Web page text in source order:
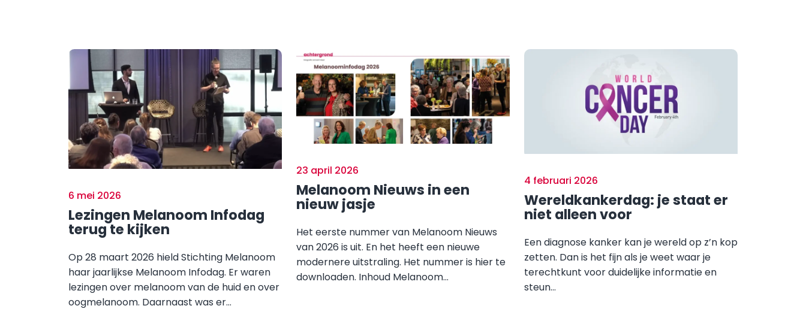
6 mei 2026
Lezingen Melanoom Infodag
terug te kijken
Op 28 maart 2026 hield Stichting Melanoom
haar jaarlijkse Melanoom Infodag. Er waren
lezingen over melanoom van de huid en over
oogmelanoom. Daarnaast was er...
23 april 2026
Melanoom Nieuws in een
nieuw jasje
Het eerste nummer van Melanoom Nieuws
van 2026 is uit. En het heeft een nieuwe
modernere uitstraling. Het nummer is hier te
downloaden. Inhoud Melanoom...
4 februari 2026
Wereldkankerdag: je staat er
niet alleen voor
Een diagnose kanker kan je wereld op z’n kop
zetten. Dan is het fijn als je weet waar je
terechtkunt voor duidelijke informatie en
steun...